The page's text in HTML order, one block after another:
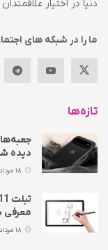
دنیا در اختیار
ما را در شبکه های
تازه‌ها
دیده
معرفی